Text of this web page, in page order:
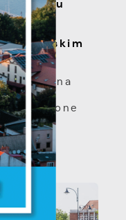
w
pomorskim
na